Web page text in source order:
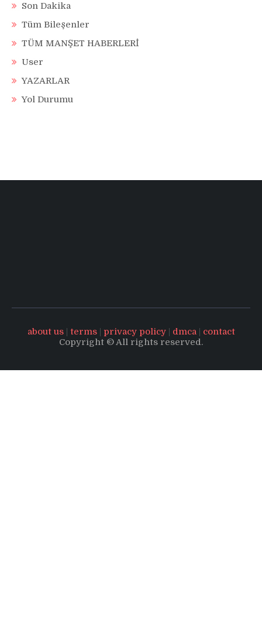
Son Dakika
Tüm Bileşenler
TÜM MANŞET HABERLERİ
User
YAZARLAR
Yol Durumu
about us| terms| privacy policy| dmca| contact
Copyright © All rights reserved.